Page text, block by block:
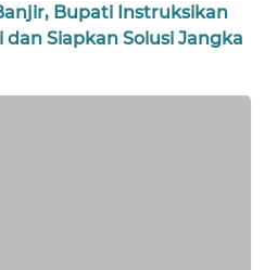
Bupati Instruksikan
dan Siapkan Solusi Jangka